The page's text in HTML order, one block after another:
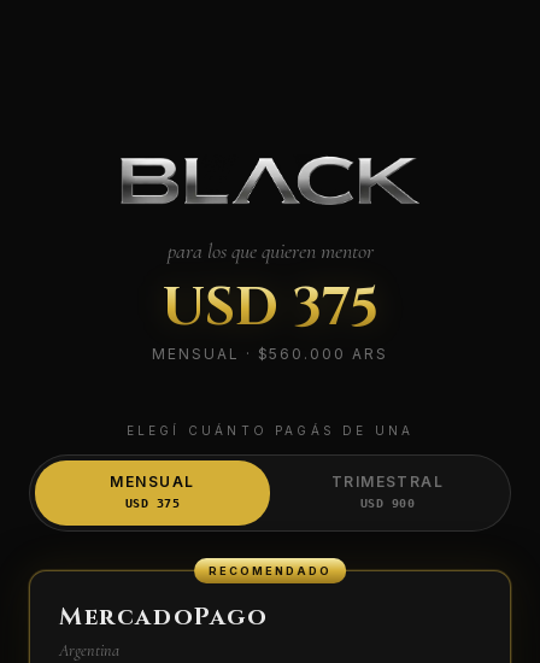
para los que quieren mentor
USD 375
MENSUAL · $560.000 ARS
ELEGÍ CUÁNTO PAGÁS DE UNA
MENSUAL
USD 375
TRIMESTRAL
USD 900
RECOMENDADO
MercadoPago
Argentina